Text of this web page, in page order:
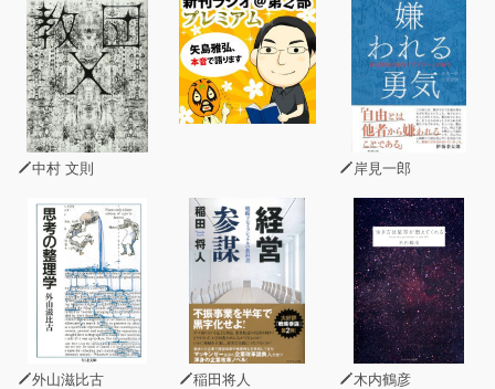
中村 文則 岸見一郎
外山滋比古 稲田将人 木内鶴彦